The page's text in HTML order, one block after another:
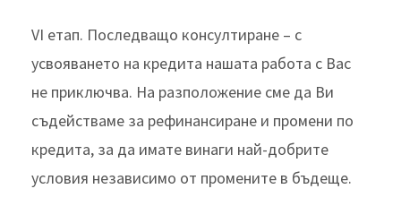
VI етап. Последващо консултиране – с
усвояването на кредита нашата работа с Вас
не приключва. На разположение сме да Ви
съдействаме за рефинансиране и промени по
кредита, за да имате винаги най-добрите
условия независимо от промените в бъдеще.